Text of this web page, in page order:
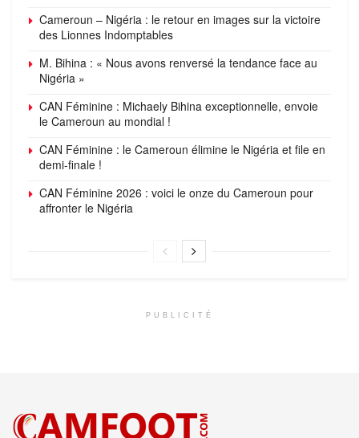
Cameroun – Nigéria : le retour en images sur la victoire
des Lionnes Indomptables
M. Bihina : « Nous avons renversé la tendance face au
Nigéria »
CAN Féminine : Michaely Bihina exceptionnelle, envoie
le Cameroun au mondial !
CAN Féminine : le Cameroun élimine le Nigéria et file en
demi-finale !
CAN Féminine 2026 : voici le onze du Cameroun pour
affronter le Nigéria
PUBLICITÉ